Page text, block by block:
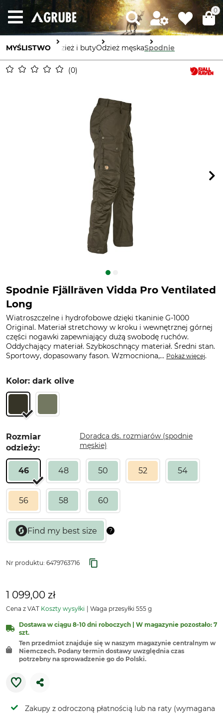
0
MYŚLISTWO Odzież i butyOdzież męskaSpodnie
0
Spodnie Fjällräven Vidda Pro Ventilated
Long
Wiatroszczelne i hydrofobowe dzięki tkaninie G-1000
Original. Materiał stretchowy w kroku i wewnętrznej górnej
części nogawki zapewniający dużą swobodę ruchów.
Oddychający materiał. Szybkoschnący materiał. Średni stan.
Sportowy, dopasowany fason. Wzmocniona,... Pokaż więcej.
Kolor: dark olive
Rozmiar
odzieży:
Doradca ds. rozmiarów (spodnie
męskie)
46 48 50 52 54
56 58 60
Nr produktu: 6479763716
1 099,00 zł
Cena z VAT Koszty wysyłki Waga przesyłki 555 g
Dostawa w ciągu 8-10 dni roboczych | W magazynie pozostało: 7
szt.
Ten przedmiot znajduje się w naszym magazynie centralnym w
Niemczech. Podany termin dostawy uwzględnia czas
potrzebny na sprowadzenie go do Polski.
Zakupy z odroczoną płatnością lub na raty (wymagana